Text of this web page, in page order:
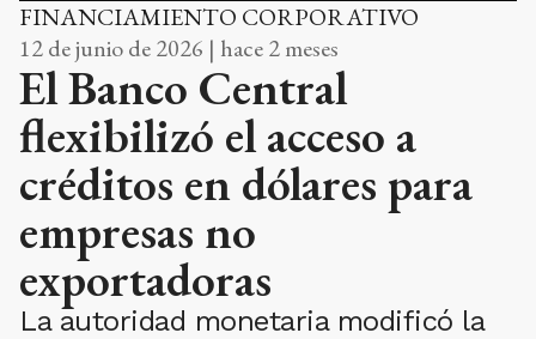
FINANCIAMIENTO CORPORATIVO
12 de junio de 2026 | hace 2 meses
El Banco Central
flexibilizó el acceso a
créditos en dólares para
empresas no
exportadoras
La autoridad monetaria modificó la